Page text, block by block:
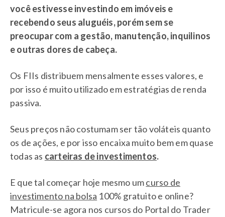
você estivesse investindo em imóveis e
recebendo seus aluguéis, porém sem se
preocupar com a gestão, manutenção, inquilinos
e outras dores de cabeça.
Os FIIs distribuem mensalmente esses valores, e
por isso é muito utilizado em estratégias de renda
passiva.
Seus preços não costumam ser tão voláteis quanto
os de ações, e por isso encaixa muito bem em quase
todas as carteiras de investimentos.
E que tal começar hoje mesmo umcurso de
investimento na bolsa 100% gratuito e online?
Matricule-se agora nos cursos do Portal do Trader